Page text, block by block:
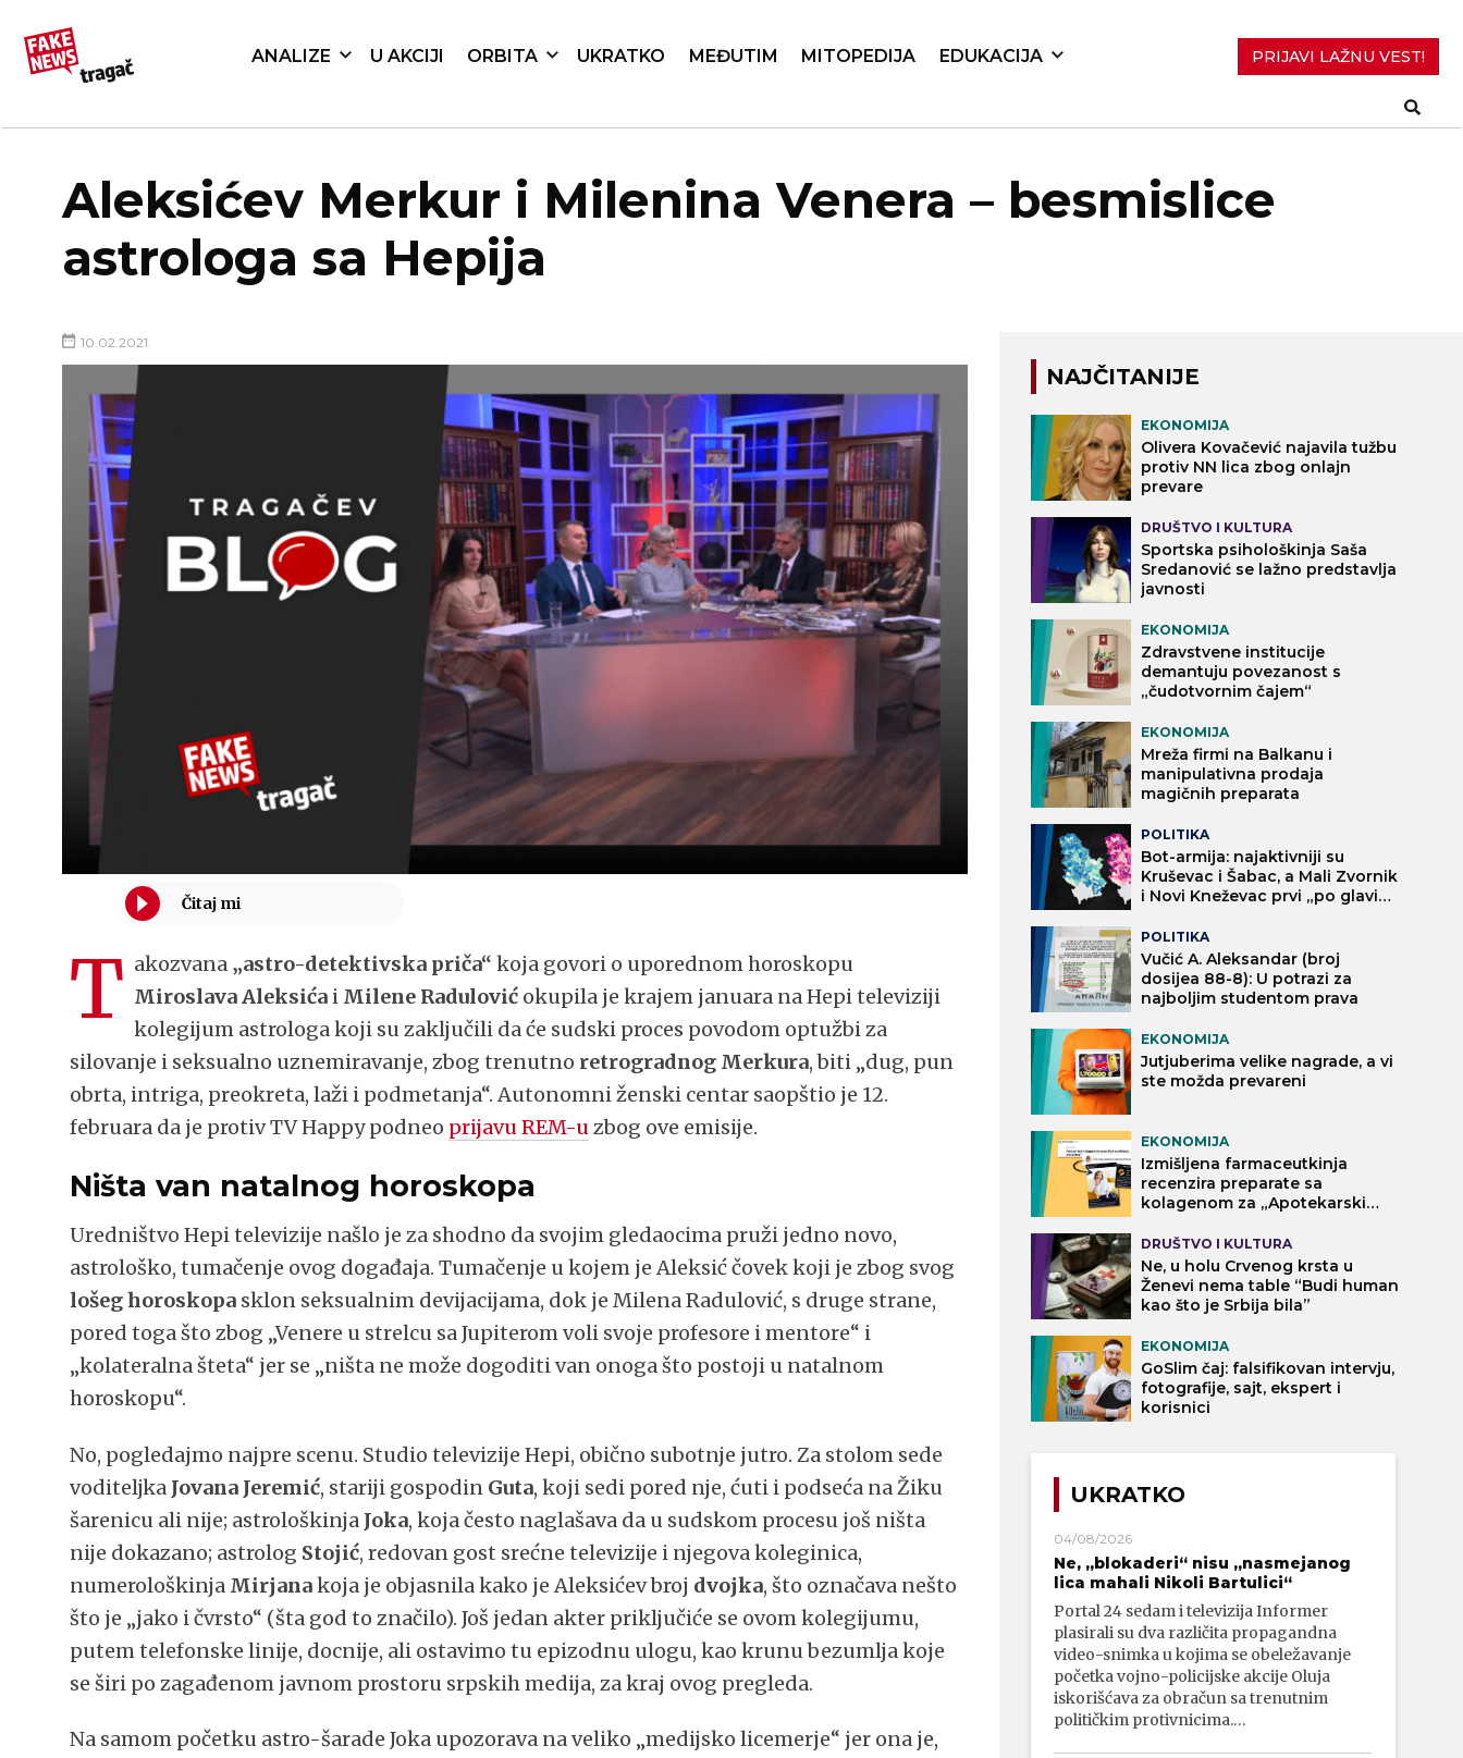
ANALIZE U AKCIJI ORBITA UKRATKO MEĐUTIM MITOPEDIJA EDUKACIJA PRIJAVI LAŽNU VEST!
Aleksićev Merkur i Milenina Venera – besmislice
astrologa sa Hepija
10.02.2021.
T akozvana „astro-detektivska priča“ koja govori o uporednom horoskopu
Miroslava Aleksića i Milene Radulović okupila je krajem januara na Hepi televiziji
kolegijum astrologa koji su zaključili da će sudski proces povodom optužbi za
silovanje i seksualno uznemiravanje, zbog trenutno retrogradnog Merkura, biti „dug, pun
obrta, intriga, preokreta, laži i podmetanja“. Autonomni ženski centar saopštio je 12.
februara da je protiv TV Happy podneo prijavu REM-uzbog ove emisije.
Ništa van natalnog horoskopa
Uredništvo Hepi televizije našlo je za shodno da svojim gledaocima pruži jedno novo,
astrološko, tumačenje ovog događaja. Tumačenje u kojem je Aleksić čovek koji je zbog svog
lošeg horoskopa sklon seksualnim devijacijama, dok je Milena Radulović, s druge strane,
pored toga što zbog „Venere u strelcu sa Jupiterom voli svoje profesore i mentore“ i
„kolateralna šteta“ jer se „ništa ne može dogoditi van onoga što postoji u natalnom
horoskopu“.
No, pogledajmo najpre scenu. Studio televizije Hepi, obično subotnje jutro. Za stolom sede
voditeljka Jovana Jeremić, stariji gospodin Guta, koji sedi pored nje, ćuti i podseća na Žiku
šarenicu ali nije; astrološkinja Joka, koja često naglašava da u sudskom procesu još ništa
nije dokazano; astrolog Stojić, redovan gost srećne televizije i njegova koleginica,
numerološkinja Mirjanakoja je objasnila kako je Aleksićev broj dvojka, što označava nešto
što je „jako i čvrsto“ (šta god to značilo). Još jedan akter priključiće se ovom kolegijumu,
putem telefonske linije, docnije, ali ostavimo tu epizodnu ulogu, kao krunu bezumlja koje
se širi po zagađenom javnom prostoru srpskih medija, za kraj ovog pregleda.
Na samom početku astro-šarade Joka upozorava na veliko „medijsko licemerje“ jer ona je,
NAJČITANIJE
EKONOMIJA
Olivera Kovačević najavila tužbu
protiv NN lica zbog onlajn
prevare
DRUŠTVO I KULTURA
Sportska psihološkinja Saša
Sredanović se lažno predstavlja
javnosti
EKONOMIJA
Zdravstvene institucije
demantuju povezanost s
„čudotvornim čajem“
EKONOMIJA
Mreža firmi na Balkanu i
manipulativna prodaja
magičnih preparata
POLITIKA
Bot-armija: najaktivniji su
Kruševac i Šabac, a Mali Zvornik
i Novi Kneževac prvi „po glavi
POLITIKA
Vučić A. Aleksandar (broj
dosijea 88-8): U potrazi za
najboljim studentom prava
EKONOMIJA
Jutjuberima velike nagrade, a vi
ste možda prevareni
EKONOMIJA
Izmišljena farmaceutkinja
recenzira preparate sa
kolagenom za „Apotekarski
DRUŠTVO I KULTURA
Ne, u holu Crvenog krsta u
Ženevi nema table “Budi human
kao što je Srbija bila”
EKONOMIJA
GoSlim čaj: falsifikovan intervju,
fotografije, sajt, ekspert i
korisnici
UKRATKO
04/08/2026
Ne, „blokaderi“ nisu „nasmejanog
lica mahali Nikoli Bartulici“
Portal 24 sedam i televizija Informer
plasirali su dva različita propagandna
video-snimka u kojima se obeležavanje
početka vojno-policijske akcije Oluja
iskorišćava za obračun sa trenutnim
političkim protivnicima.…